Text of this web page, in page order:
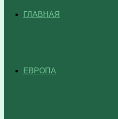
ГЛАВНАЯ
ЕВРОПА